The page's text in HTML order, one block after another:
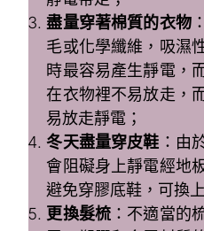
盡量穿著棉質的衣物
毛或化學纖維，吸濕
時最容易產生靜電，
在衣物裡不易放走，
易放走靜電；
冬天盡量穿皮鞋 ：由
會阻礙身上靜電經地
避免穿膠底鞋，可換
更換髮梳 ：不適當的